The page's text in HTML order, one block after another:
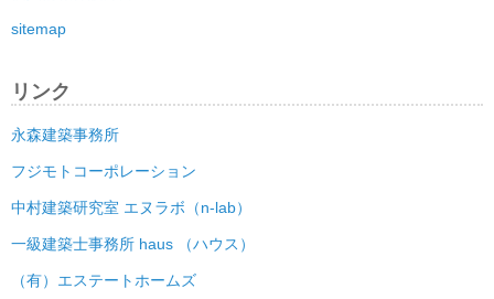
sitemap
リンク
永森建築事務所
フジモトコーポレーション
中村建築研究室 エヌラボ（n-lab）
一級建築士事務所 haus （ハウス）
（有）エステートホームズ